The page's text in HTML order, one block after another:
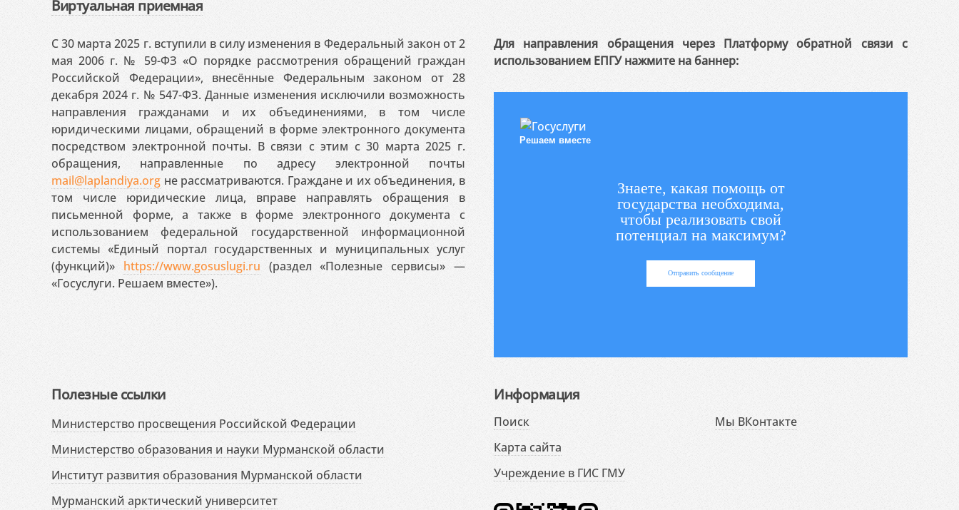
Виртуальная приемная
С 30 марта 2025 г. вступили в силу изменения в Федеральный закон от 2
мая 2006 г. № 59-ФЗ «О порядке рассмотрения обращений граждан
Российской Федерации», внесённые Федеральным законом от 28
декабря 2024 г. № 547-ФЗ. Данные изменения исключили возможность
направления гражданами и их объединениями, в том числе
юридическими лицами, обращений в форме электронного документа
посредством электронной почты. В связи с этим с 30 марта 2025 г.
обращения, направленные по адресу электронной почты
mail@laplandiya.org не рассматриваются. Граждане и их объединения, в
том числе юридические лица, вправе направлять обращения в
письменной форме, а также в форме электронного документа с
использованием федеральной государственной информационной
системы «Единый портал государственных и муниципальных услуг
(функций)» https://www.gosuslugi.ru (раздел «Полезные сервисы» —
«Госуслуги. Решаем вместе»).
Для направления обращения через Платформу обратной связи с
использованием ЕПГУ нажмите на баннер:
Решаем вместе
Знаете, какая помощь от
государства необходима,
чтобы реализовать свой
потенциал на максимум?
Отправить сообщение
Полезные ссылки
Министерство просвещения Российской Федерации
Министерство образования и науки Мурманской области
Институт развития образования Мурманской области
Мурманский арктический университет
Информация
Поиск
Карта сайта
Учреждение в ГИС ГМУ
Мы ВКонтакте